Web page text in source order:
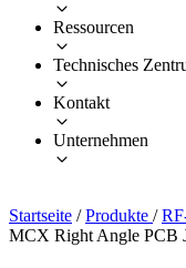
Ressourcen
Technisches
Kontakt
Unternehmen
Startseite / Produkte /
MCX Right Angle PCB